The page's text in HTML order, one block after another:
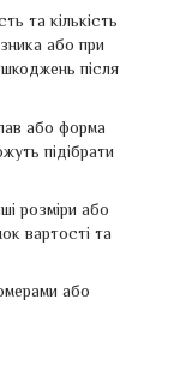
та кількість
або при
після
або форма
підібрати
розміри або
вартості та
або